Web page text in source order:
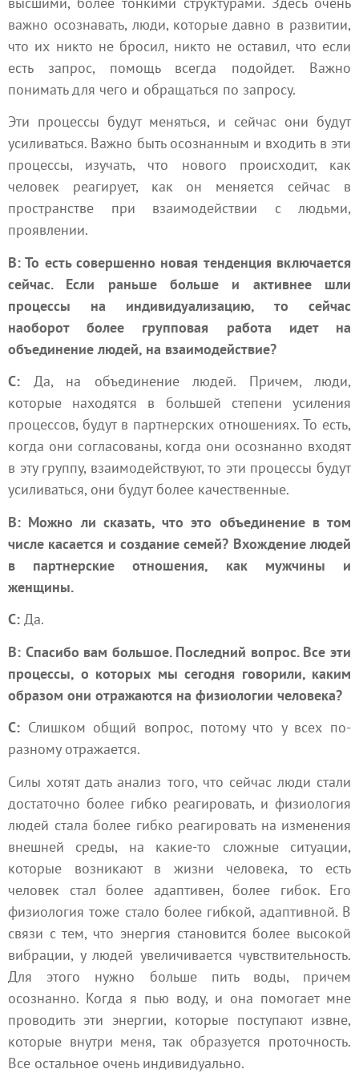
важно осознавать, люди, которые давно в развитии,
что их никто не бросил, никто не оставил, что если
есть запрос, помощь всегда подойдет. Важно
понимать для чего и обращаться по запросу.
Эти процессы будут меняться, и сейчас они будут
усиливаться. Важно быть осознанным и входить в эти
процессы, изучать, что нового происходит, как
человек реагирует, как он меняется сейчас в
пространстве при взаимодействии с людьми,
проявлении.
В: То есть совершенно новая тенденция включается
сейчас. Если раньше больше и активнее шли
процессы на индивидуализацию, то сейчас
наоборот более групповая работа идет на
объединение людей, на взаимодействие?
С: Да, на объединение людей. Причем, люди,
которые находятся в большей степени усиления
процессов, будут в партнерских отношениях. То есть,
когда они согласованы, когда они осознанно входят
в эту группу, взаимодействуют, то эти процессы будут
усиливаться, они будут более качественные.
В: Можно ли сказать, что это объединение в том
числе касается и создание семей? Вхождение людей
в партнерские отношения, как мужчины и
женщины.
С: Да.
В: Спасибо вам большое. Последний вопрос. Все эти
процессы, о которых мы сегодня говорили, каким
образом они отражаются на физиологии человека?
С: Слишком общий вопрос, потому что у всех по-
разному отражается.
Силы хотят дать анализ того, что сейчас люди стали
достаточно более гибко реагировать, и физиология
людей стала более гибко реагировать на изменения
внешней среды, на какие-то сложные ситуации,
которые возникают в жизни человека, то есть
человек стал более адаптивен, более гибок. Его
физиология тоже стало более гибкой, адаптивной. В
связи с тем, что энергия становится более высокой
вибрации, у людей увеличивается чувствительность.
Для этого нужно больше пить воды, причем
осознанно. Когда я пью воду, и она помогает мне
проводить эти энергии, которые поступают извне,
которые внутри меня, так образуется проточность.
Все остальное очень индивидуально.